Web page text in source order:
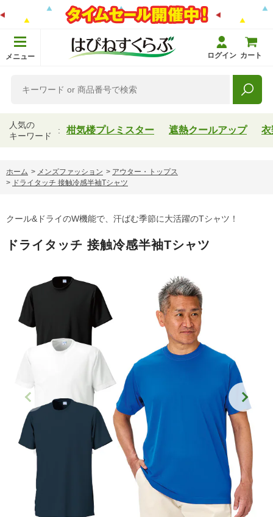
メニュー ログイン カート
人気の
キーワード
柑気楼プレミスター 遮熱クールアップ 衣
ホーム > メンズファッション > アウター・トップス
> ドライタッチ 接触冷感半袖Tシャツ
クール&ドライのW機能で、汗ばむ季節に大活躍のTシャツ！
ドライタッチ 接触冷感半袖Tシャツ